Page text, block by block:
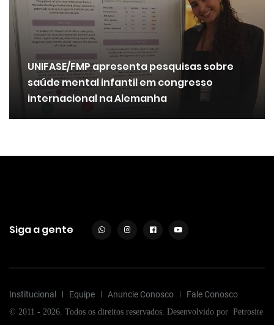
UNIFASE/FMP apresenta pesquisas sobre
saúde mental infantil em congresso
internacional na Alemanha
Siga a gente
Institucional Equipe Anuncie Conosco Fale Conosco
© 2011 - 2026. Todos os direitos reservados. Desenvolvido por Petrosite